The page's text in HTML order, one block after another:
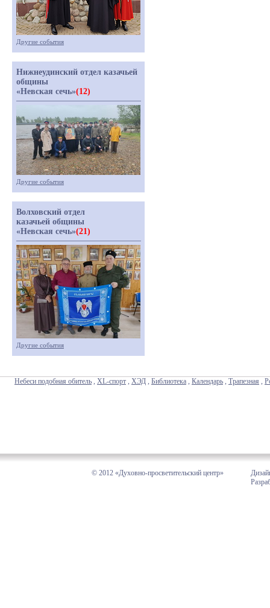
Другие события
Нижнеудинский отдел казачьей
общины
«Невская сечь»(12)
Другие события
Волховский отдел
казачьей общины
«Невская сечь»(21)
Другие события
Небеси подобная обитель , XL-спорт , ХЭД , Библиотека , Календарь , Трапезная ,
© 2012 «Духовно-просветительский центр»